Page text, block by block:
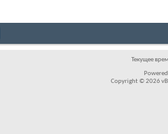
Текущее
Copyright © 2026